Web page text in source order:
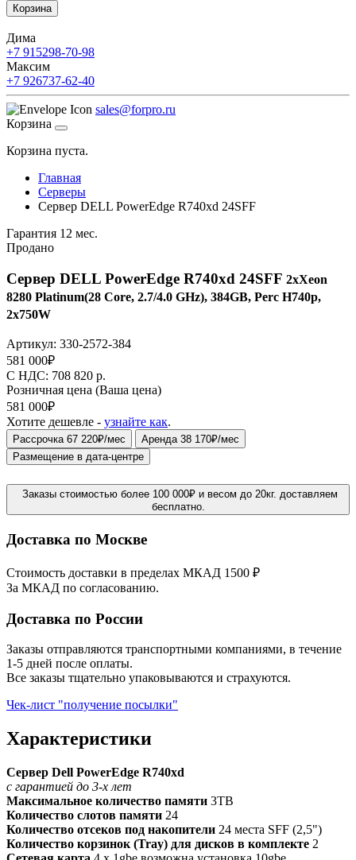
Корзина
Дима
+7 915298-70-98
Максим
+7 926737-62-40
sales@forpro.ru
Корзина
Корзина пуста.
Главная
Серверы
Сервер DELL PowerEdge R740xd 24SFF
Гарантия 12 мес.
Продано
Сервер DELL PowerEdge R740xd 24SFF 2xXeon
8280 Platinum(28 Core, 2.7/4.0 GHz), 384GB, Perc H740p,
2x750W
Артикул: 330-2572-384
581 000₽
C НДС: 708 820 р.
Розничная цена (Ваша цена)
581 000₽
Хотите дешевле - узнайте как.
Рассрочка 67 220₽/мес
Аренда 38 170₽/мес
Размещение в дата-центре
Заказы стоимостью более 100 000₽ и весом до 20кг. доставляем
бесплатно.
Доставка по Москве
Стоимость доставки в пределах МКАД 1500 ₽
За МКАД по согласованию.
Доставка по России
Заказы отправляются транспортными компаниями, в течение
1-5 дней после оплаты.
Все заказы тщательно упаковываются и страхуются.
Чек-лист "получение посылки"
Характеристики
Сервер Dell PowerEdge R740xd
с гарантией до 3-х лет
Максимальное количество памяти 3TB
Количество слотов памяти 24
Количество отсеков под накопители 24 места SFF (2,5")
Количество корзинок (Tray) для дисков в комплекте 2